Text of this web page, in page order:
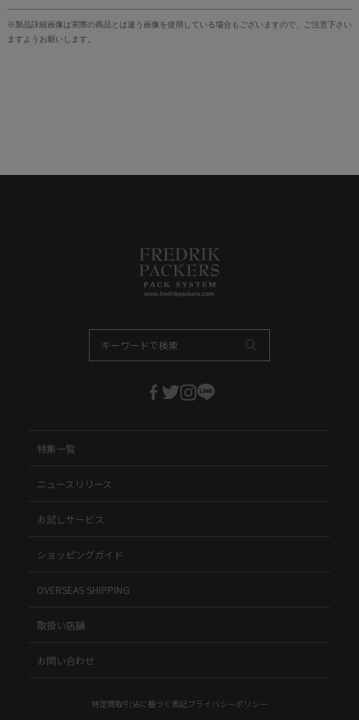
※製品詳細画像は実際の商品とは違う画像を使用している場合もございますので、ご注意下さい
ますようお願いします。
特集一覧
ニュースリリース
お試しサービス
ショッピングガイド
OVERSEAS SHIPPING
取扱い店舗
お問い合わせ
特定商取引法に基づく表記プライバシーポリシー